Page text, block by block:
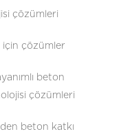
çözümleri
için çözümler
beton
çözümleri
beton katkı